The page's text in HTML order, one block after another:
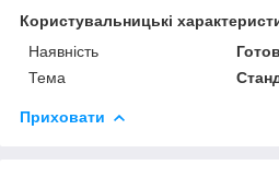
Користувальницькі
Наявність
Тема
Приховати